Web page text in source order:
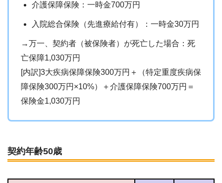
介護保障保険：一時金700万円
入院総合保険（先進療給付有）：一時金30万円
→万一、契約者（被保険者）が死亡した場合：死
亡保障1,030万円
[内訳]3大疾病保障保険300万円＋（特定重度疾病保
障保険300万円×10%）＋介護保障保険700万円＝
保険金1,030万円
契約年齢50歳